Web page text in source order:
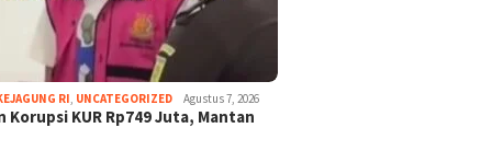
RI UNCATEGORIZED Agustus 7, 2026
Korupsi KUR Rp749 Juta, Mantan